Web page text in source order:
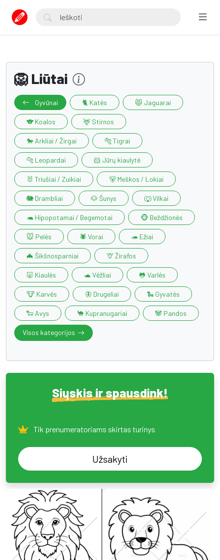
🦁 Liūtai
Gyvūnai 🐈 Katės 😾 Jaguarai
🐨 Koalos 🦌 Stirnos
🐎 Arkliai / Žirgai 🐅 Tigrai
🐆 Leopardai 🐹 Jūrų kiaulytė
🐰 Triušiai / Zuikiai 🐻 Meškos / Lokiai
🐘 Drambliai 🐶 Šunys 🐺 Vilkai
🦛 Hipopotamai / Begemotai 🐵 Beždžionės
🐭 Pelės 🕷️ Vorai 🦔 Ežiai
🦇 Šikšnosparniai 🦒 Žirafos
🐷 Kiaulės 🐢 Vėžliai 🐸 Varlės
🐮 Karvės 🦋 Drugeliai 🐍 Gyvatės
🐑 Avys 🐪 Kupranugariai 🐼 Pandos
Visos kategorijos
Siųskis ir spausdink!
Tik prenumeratoriams skirtas turinys
Užsakyti